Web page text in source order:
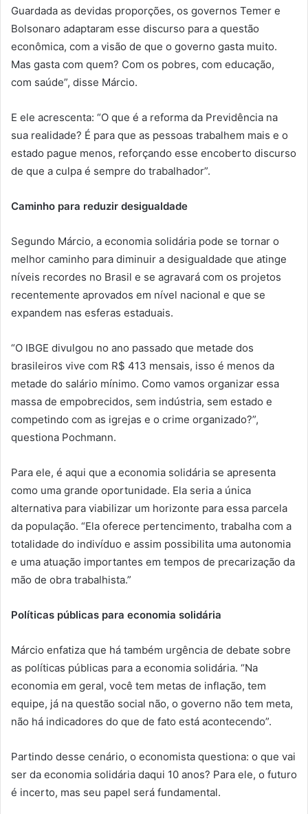
Guardada as devidas proporções, os governos Temer e
Bolsonaro adaptaram esse discurso para a questão
econômica, com a visão de que o governo gasta muito.
Mas gasta com quem? Com os pobres, com educação,
com saúde”, disse Márcio.
E ele acrescenta: “O que é a reforma da Previdência na
sua realidade? É para que as pessoas trabalhem mais e o
estado pague menos, reforçando esse encoberto discurso
de que a culpa é sempre do trabalhador”.
Caminho para reduzir desigualdade
Segundo Márcio, a economia solidária pode se tornar o
melhor caminho para diminuir a desigualdade que atinge
níveis recordes no Brasil e se agravará com os projetos
recentemente aprovados em nível nacional e que se
expandem nas esferas estaduais.
“O IBGE divulgou no ano passado que metade dos
brasileiros vive com R$ 413 mensais, isso é menos da
metade do salário mínimo. Como vamos organizar essa
massa de empobrecidos, sem indústria, sem estado e
competindo com as igrejas e o crime organizado?”,
questiona Pochmann.
Para ele, é aqui que a economia solidária se apresenta
como uma grande oportunidade. Ela seria a única
alternativa para viabilizar um horizonte para essa parcela
da população. “Ela oferece pertencimento, trabalha com a
totalidade do indivíduo e assim possibilita uma autonomia
e uma atuação importantes em tempos de precarização da
mão de obra trabalhista.”
Políticas públicas para economia solidária
Márcio enfatiza que há também urgência de debate sobre
as políticas públicas para a economia solidária. “Na
economia em geral, você tem metas de inflação, tem
equipe, já na questão social não, o governo não tem meta,
não há indicadores do que de fato está acontecendo”.
Partindo desse cenário, o economista questiona: o que vai
ser da economia solidária daqui 10 anos? Para ele, o futuro
é incerto, mas seu papel será fundamental.